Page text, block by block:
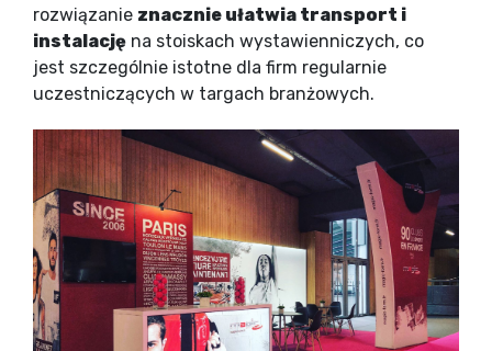
rozwiązanie znacznie ułatwia transport i
instalację na stoiskach wystawienniczych, co
jest szczególnie istotne dla firm regularnie
uczestniczących w targach branżowych.